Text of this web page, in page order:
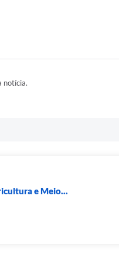
notícia.
e Meio...